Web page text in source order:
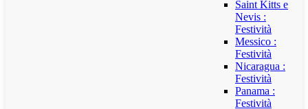
Saint Kitts e
Nevis :
Festività
Messico :
Festività
Nicaragua :
Festività
Panama :
Festività